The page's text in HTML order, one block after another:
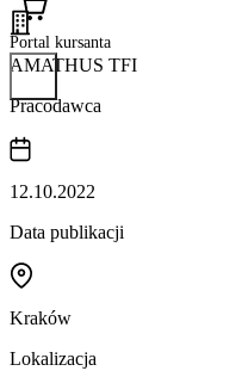
Portal kursanta
AMATHUS TFI
Pracodawca
12.10.2022
Data publikacji
Kraków
Lokalizacja